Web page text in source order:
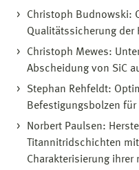
Christoph Budnowski:
Qualitätssicherung der
Christoph Mewes:
Abscheidung von SiC
Stephan Rehfeldt:
Befestigungsbolzen
Norbert Paulsen:
Titannitridschichten
Charakterisierung ihrer